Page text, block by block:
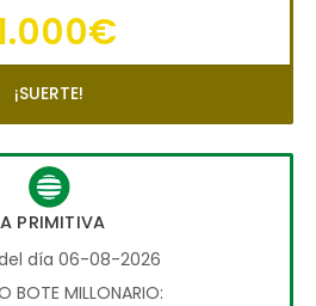
¡SUERTE!
PRIMITIVA
día 06-08-2026
BOTE MILLONARIO: